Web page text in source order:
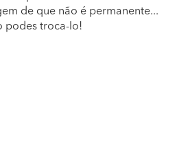
de que não é permanente...
podes troca-lo!